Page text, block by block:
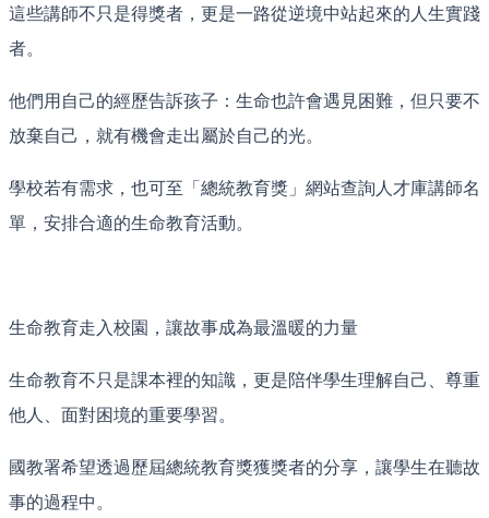
這些講師不只是得獎者，更是一路從逆境中站起來的人生實踐
者。
他們用自己的經歷告訴孩子：生命也許會遇見困難，但只要不
放棄自己，就有機會走出屬於自己的光。
學校若有需求，也可至「總統教育獎」網站查詢人才庫講師名
單，安排合適的生命教育活動。
生命教育走入校園，讓故事成為最溫暖的力量
生命教育不只是課本裡的知識，更是陪伴學生理解自己、尊重
他人、面對困境的重要學習。
國教署希望透過歷屆總統教育獎獲獎者的分享，讓學生在聽故
事的過程中。